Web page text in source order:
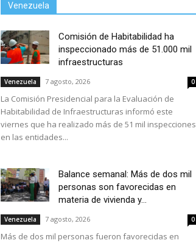
Venezuela
Comisión de Habitabilidad ha
inspeccionado más de 51.000 mil
infraestructuras
Venezuela 7 agosto, 2026 0
La Comisión Presidencial para la Evaluación de
Habitabilidad de Infraestructuras informó este
viernes que ha realizado más de 51 mil inspecciones
en las entidades...
Balance semanal: Más de dos mil
personas son favorecidas en
materia de vivienda y...
Venezuela 7 agosto, 2026 0
Más de dos mil personas fueron favorecidas en